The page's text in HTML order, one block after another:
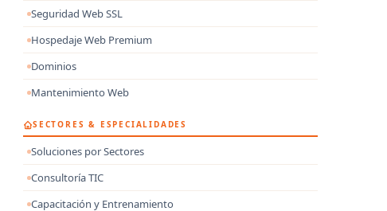
Seguridad Web SSL
Hospedaje Web Premium
Dominios
Mantenimiento Web
SECTORES & ESPECIALIDADES
Soluciones por Sectores
Consultoría TIC
Capacitación y Entrenamiento